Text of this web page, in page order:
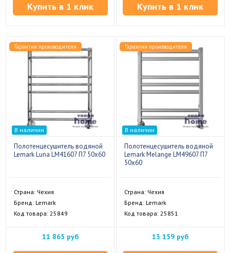
Купить в 1 клик Купить в 1 клик
Гарантия производителя
В наличии
Полотенцесушитель водяной
Lemark Luna LM41607 П7 50x60
Страна: Чехия
Бренд: Lemark
Код товара: 25849
11 865 руб
Гарантия производителя
В наличии
Полотенцесушитель водяной
Lemark Melange LM49607 П7
50x60
Страна: Чехия
Бренд: Lemark
Код товара: 25851
13 159 руб